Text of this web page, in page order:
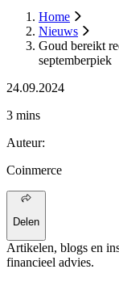
Home
Nieuws
Goud bereikt
septemberpiek
24.09.2024
3 mins
Auteur:
Coinmerce
Delen
Artikelen, blogs en
financieel advies.